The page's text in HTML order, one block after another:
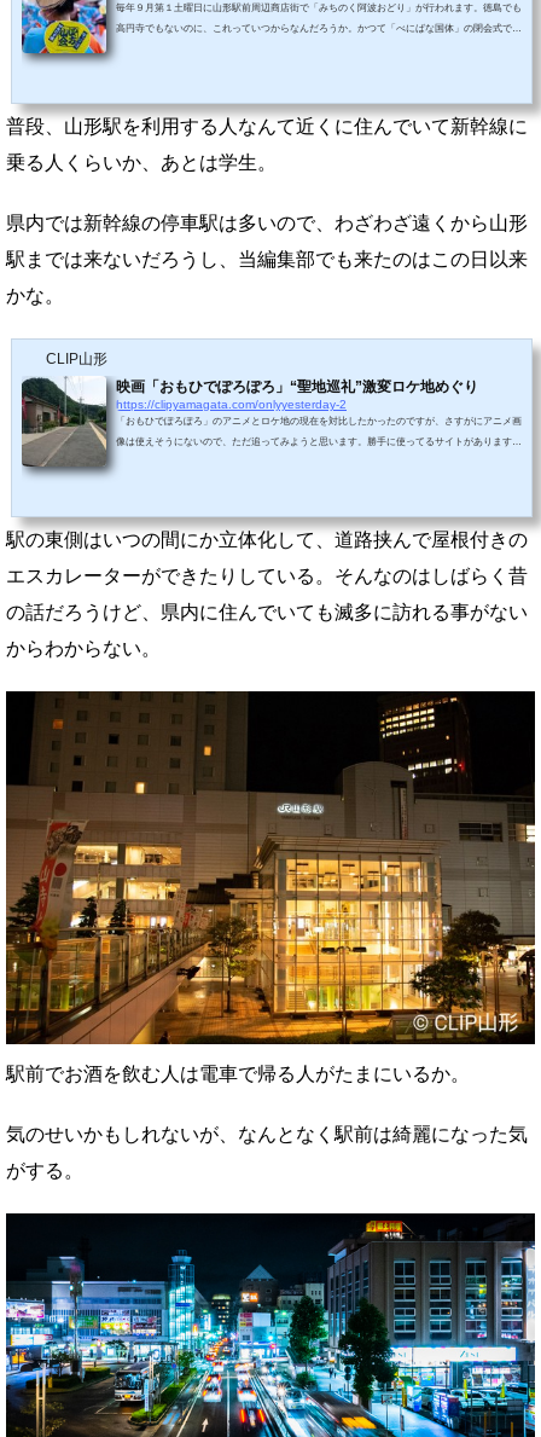
毎年９月第１土曜日に山形駅前周辺商店街で「みちのく阿波おどり」が行われます。徳島でも
高円寺でもないのに、これっていつからなんだろうか。かつて「べにばな国体」の閉会式で、
になって毎年「みちのく阿波おどり」を開催しています。山形市香住町のすずらん通...
普段、山形駅を利用する人なんて近くに住んでいて新幹線に
乗る人くらいか、あとは学生。
県内では新幹線の停車駅は多いので、わざわざ遠くから山形
駅までは来ないだろうし、当編集部でも来たのはこの日以来
かな。
CLIP山形
映画「おもひでぽろぽろ」“聖地巡礼”激変ロケ地めぐり
https://clipyamagata.com/onlyyesterday-2
「おもひでぽろぽろ」のアニメとロケ地の現在を対比したかったのですが、さすがにアニメ画
像は使えそうにないので、ただ追ってみようと思います。勝手に使ってるサイトがあります
の映画、という節目になります。初めて鑑賞したときは、柳葉敏郎が発する秋田訛りに...
駅の東側はいつの間にか立体化して、道路挟んで屋根付きの
エスカレーターができたりしている。そんなのはしばらく昔
の話だろうけど、県内に住んでいても滅多に訪れる事がない
からわからない。
駅前でお酒を飲む人は電車で帰る人がたまにいるか。
気のせいかもしれないが、なんとなく駅前は綺麗になった気
がする。